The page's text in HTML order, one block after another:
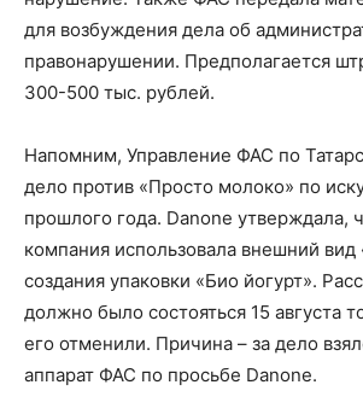
для возбуждения дела об
правонарушении. Предполагается
300-500 тыс. рублей.
Напомним, Управление ФАС по
дело против «Просто молоко» по
прошлого года. Danone утверждала,
компания использовала внешний вид
создания упаковки «Био йогурт».
должно было состояться 15 августа
его отменили. Причина – за дело
аппарат ФАС по просьбе Danone.